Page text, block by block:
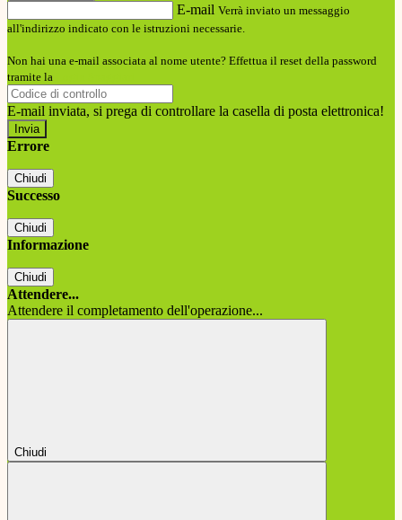
E-mail Verrà inviato un messaggio
all'indirizzo indicato con le istruzioni necessarie.
Non hai una e-mail associata al nome utente? Effettua il reset della password
tramite la
E-mail inviata, si prega di controllare la casella di posta elettronica!
Errore
Chiudi
Successo
Chiudi
Informazione
Chiudi
Attendere...
Attendere il completamento dell'operazione...
Chiudi